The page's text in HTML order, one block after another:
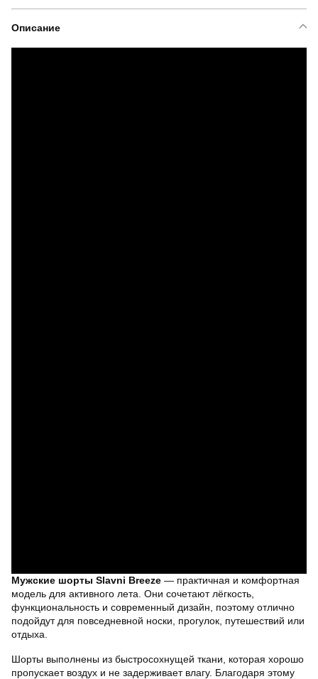
Описание
Мужские шорты Slavni Breeze — практичная и комфортная
модель для активного лета. Они сочетают лёгкость,
функциональность и современный дизайн, поэтому отлично
подойдут для повседневной носки, прогулок, путешествий или
отдыха.
Шорты выполнены из быстросохнущей ткани, которая хорошо
пропускает воздух и не задерживает влагу. Благодаря этому